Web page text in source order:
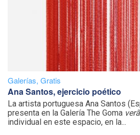
Galerías, Gratis
Ana Santos, ejercicio poético
La artista portuguesa Ana Santos
presenta en la Galería The Goma
individual en este espacio, en la...